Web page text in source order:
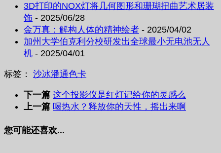
3D打印的NOX灯将几何图形和珊瑚扭曲艺术居装
饰 - 2025/06/28
金万真：解构人体的精神绘者 - 2025/04/02
加州大学伯克利分校研发出全球最小无电池无人
机 - 2025/04/01
标签： 沙冰潘通色卡
下一篇 这个投影仪是红灯记给你的灵感么
上一篇 喝热水？释放你的天性，摇出来啊
您可能还喜欢...